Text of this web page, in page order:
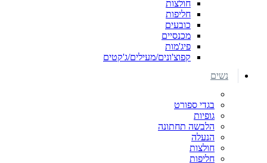
חולצות
חליפות
כובעים
מכנסיים
פיג'מות
קפוצ'ונים/מעילים/ג'קטים
נשים
בגדי ספורט
גופיות
הלבשה תחתונה
הנעלה
חולצות
חליפות